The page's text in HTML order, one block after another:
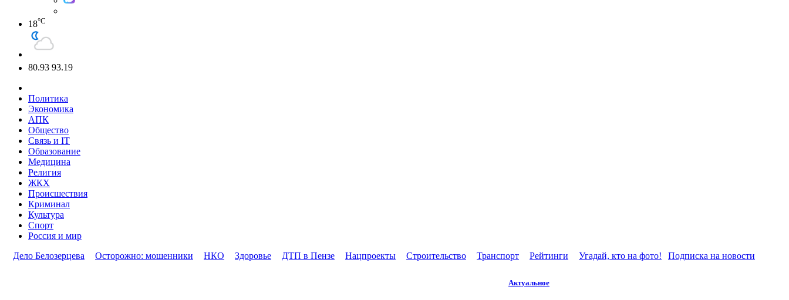
18°C
80.93 93.19
Политика
Экономика
АПК
Общество
Связь и IT
Образование
Медицина
Религия
ЖКХ
Происшествия
Криминал
Культура
Спорт
Россия и мир
Дело Белозерцева
Осторожно: мошенники НКО Здоровье ДТП в Пензе Нацпроекты Строительство Транспорт Рейтинги Угадай, кто на фото! Подписка на новости
Актуальное